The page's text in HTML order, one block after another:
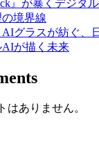
』が暴くデジタ
境界線
AIグラスが紡ぐ、
AIが描く未来
はありません。